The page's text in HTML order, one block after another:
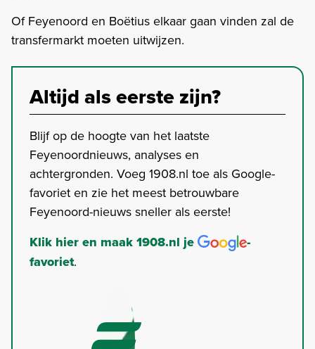
Of Feyenoord en Boëtius elkaar gaan vinden zal de
transfermarkt moeten uitwijzen.
Altijd als eerste zijn?
Blijf op de hoogte van het laatste
Feyenoordnieuws, analyses en
achtergronden. Voeg 1908.nl toe als Google-
favoriet en zie het meest betrouwbare
Feyenoord-nieuws sneller als eerste!
Klik hier en maak 1908.nl je
-
favoriet.